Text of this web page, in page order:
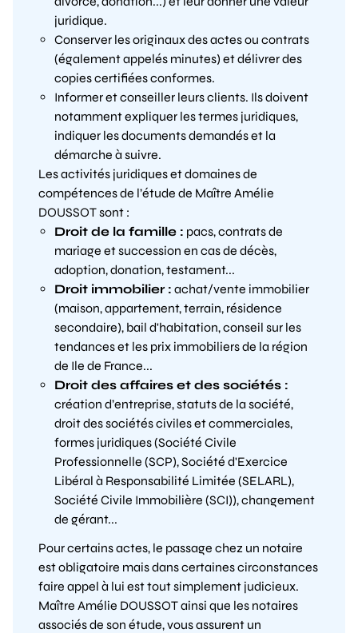
juridique.
Conserver les originaux des actes ou contrats
(également appelés minutes) et délivrer des
copies certifiées conformes.
Informer et conseiller leurs clients. Ils doivent
notamment expliquer les termes juridiques,
indiquer les documents demandés et la
démarche à suivre.
Les activités juridiques et domaines de
compétences de l’étude de Maître Amélie
DOUSSOT sont :
Droit de la famille : pacs, contrats de
mariage et succession en cas de décès,
adoption, donation, testament...
Droit immobilier : achat/vente immobilier
(maison, appartement, terrain, résidence
secondaire), bail d'habitation, conseil sur les
tendances et les prix immobiliers de la région
de Ile de France...
Droit des affaires et des sociétés :
création d’entreprise, statuts de la société,
droit des sociétés civiles et commerciales,
formes juridiques (Société Civile
Professionnelle (SCP), Société d'Exercice
Libéral à Responsabilité Limitée (SELARL),
Société Civile Immobilière (SCI)), changement
de gérant...
Pour certains actes, le passage chez un notaire
est obligatoire mais dans certaines circonstances
faire appel à lui est tout simplement judicieux.
Maître Amélie DOUSSOT ainsi que les notaires
associés de son étude, vous assurent un